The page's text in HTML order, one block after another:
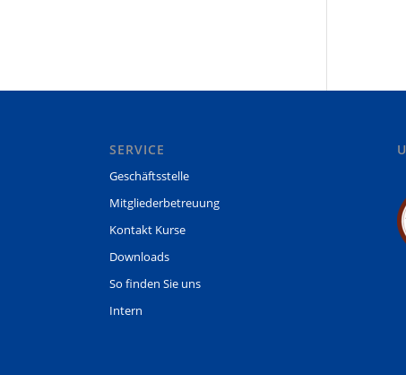
SERVICE
Geschäftsstelle
Mitgliederbetreuung
Kontakt Kurse
Downloads
So finden Sie uns
Intern